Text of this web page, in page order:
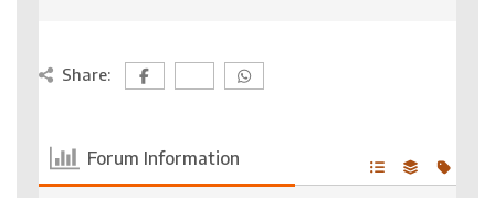
Share:
Forum Information